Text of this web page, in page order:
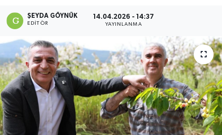
ŞEYDA GÖYNÜK
EDITÖR
14.04.2026 - 14:37
YAYINLANMA
GİZLİLİK SÖZLEŞMESİ
İLETİŞİM